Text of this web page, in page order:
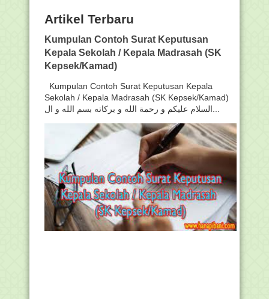
Artikel Terbaru
Kumpulan Contoh Surat Keputusan
Kepala Sekolah / Kepala Madrasah (SK
Kepsek/Kamad)
Kumpulan Contoh Surat Keputusan Kepala
Sekolah / Kepala Madrasah (SK Kepsek/Kamad)